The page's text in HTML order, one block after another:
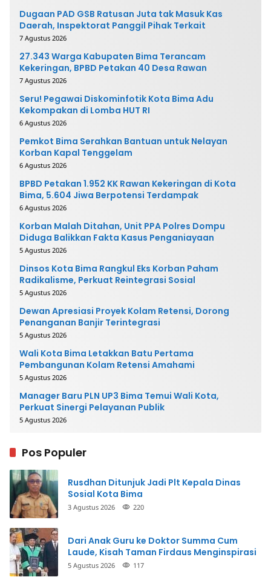
Dugaan PAD GSB Ratusan Juta tak Masuk Kas
Daerah, Inspektorat Panggil Pihak Terkait
7 Agustus 2026
27.343 Warga Kabupaten Bima Terancam
Kekeringan, BPBD Petakan 40 Desa Rawan
7 Agustus 2026
Seru! Pegawai Diskominfotik Kota Bima Adu
Kekompakan di Lomba HUT RI
6 Agustus 2026
Pemkot Bima Serahkan Bantuan untuk Nelayan
Korban Kapal Tenggelam
6 Agustus 2026
BPBD Petakan 1.952 KK Rawan Kekeringan di Kota
Bima, 5.604 Jiwa Berpotensi Terdampak
6 Agustus 2026
Korban Malah Ditahan, Unit PPA Polres Dompu
Diduga Balikkan Fakta Kasus Penganiayaan
5 Agustus 2026
Dinsos Kota Bima Rangkul Eks Korban Paham
Radikalisme, Perkuat Reintegrasi Sosial
5 Agustus 2026
Dewan Apresiasi Proyek Kolam Retensi, Dorong
Penanganan Banjir Terintegrasi
5 Agustus 2026
Wali Kota Bima Letakkan Batu Pertama
Pembangunan Kolam Retensi Amahami
5 Agustus 2026
Manager Baru PLN UP3 Bima Temui Wali Kota,
Perkuat Sinergi Pelayanan Publik
5 Agustus 2026
Pos Populer
Rusdhan Ditunjuk Jadi Plt Kepala Dinas
Sosial Kota Bima
3 Agustus 2026 220
Dari Anak Guru ke Doktor Summa Cum
Laude, Kisah Taman Firdaus Menginspirasi
5 Agustus 2026 117